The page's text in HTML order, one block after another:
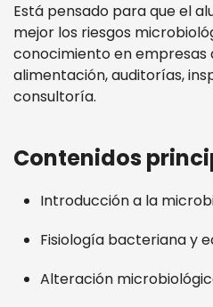
Está pensado para que el
mejor los riesgos
conocimiento en empresas
alimentación, auditorías,
consultoría.
Contenidos
Introducción a la
Fisiología bacteriana y
Alteración